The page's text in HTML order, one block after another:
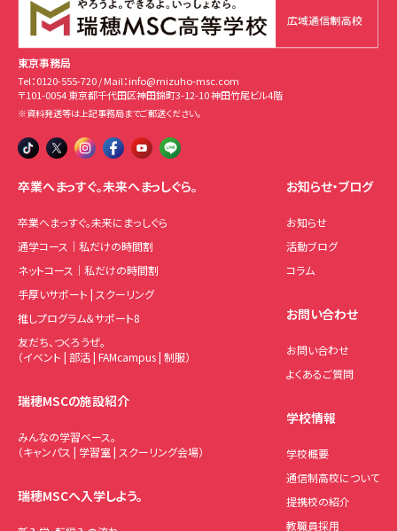
東京事務局
Tel：0120-555-720/ Mail：info@mizuho-msc.com
〒101-0054 東京都千代田区神田錦町3-12-10 神田竹尾ビル4階
※資料発送等は上記事務局までご郵送ください。
卒業へまっすぐ。未来へまっしぐら。
卒業へまっすぐ。未来にまっしぐら
通学コース｜私だけの時間割
ネットコース｜私だけの時間割
手厚いサポート | スクーリング
推しプログラム＆サポート8
友だち、つくろうぜ。
（イベント | 部活 | FAMcampus | 制服）
瑞穂MSCの施設紹介
みんなの学習ベース。
（キャンパス | 学習室 | スクーリング会場）
瑞穂MSCへ入学しよう。
お知らせ・ブログ
お知らせ
活動ブログ
コラム
お問い合わせ
お問い合わせ
よくあるご質問
学校情報
学校概要
通信制高校について
提携校の紹介
教職員採用